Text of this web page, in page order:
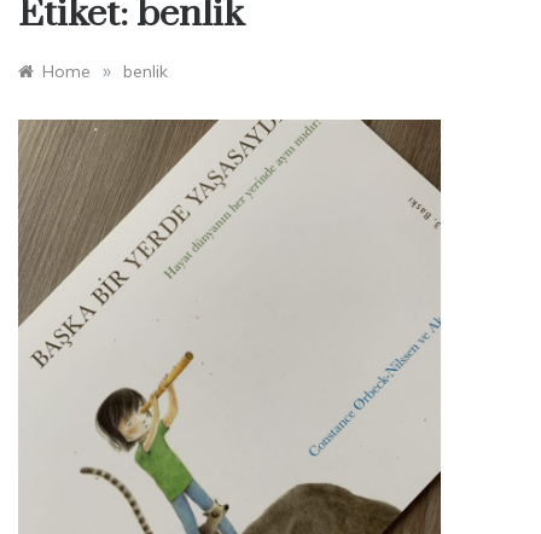
Etiket: benlik
Home » benlik